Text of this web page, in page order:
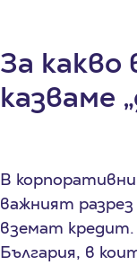
За
казваме
В
важният
вземат
България, в